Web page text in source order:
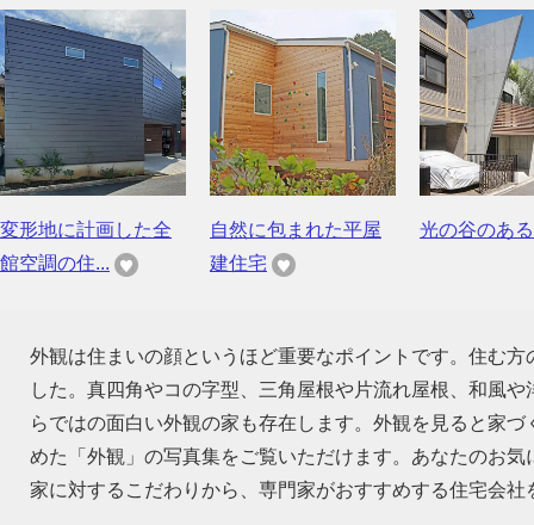
変形地に計画した全
館空調の住...
自然に包まれた平屋
建住宅
光の谷のあ
外観は住まいの顔というほど重要なポイントです。住む
した。真四角やコの字型、三角屋根や片流れ屋根、和風
らではの面白い外観の家も存在します。外観を見ると家
めた「外観」の写真集をご覧いただけます。あなたのお
家に対するこだわりから、専門家がおすすめする住宅会社